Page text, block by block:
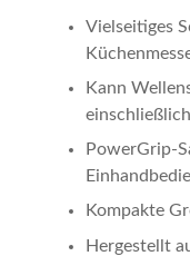
Vielseitiges
Kann
PowerGrip-
Kompakte
Hergestellt